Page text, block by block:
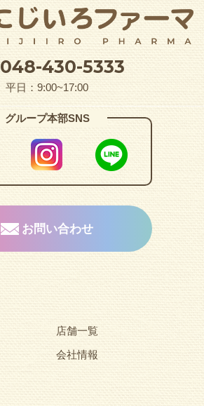
048-430-5333
平日：9:00~17:00
グループ本部SNS
お問い合わせ
店舗一覧
会社情報